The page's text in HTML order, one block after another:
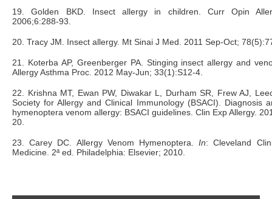
19. Golden BKD. Insect allergy in children. Curr Opin
2006;6:288-93.
20. Tracy JM. Insect allergy. Mt Sinai J Med. 2011 Sep-Oct;
21. Koterba AP, Greenberger PA. Stinging insect allergy and
Allergy Asthma Proc. 2012 May-Jun; 33(1):S12-4.
22. Krishna MT, Ewan PW, Diwakar L, Durham SR, Frew AJ,
Society for Allergy and Clinical Immunology (BSACI). Diagnosis
hymenoptera venom allergy: BSACI guidelines. Clin Exp Allergy.
20.
23. Carey DC. Allergy Venom Hymenoptera.In: Cleveland
Medicine. 2ª ed. Philadelphia: Elsevier; 2010.